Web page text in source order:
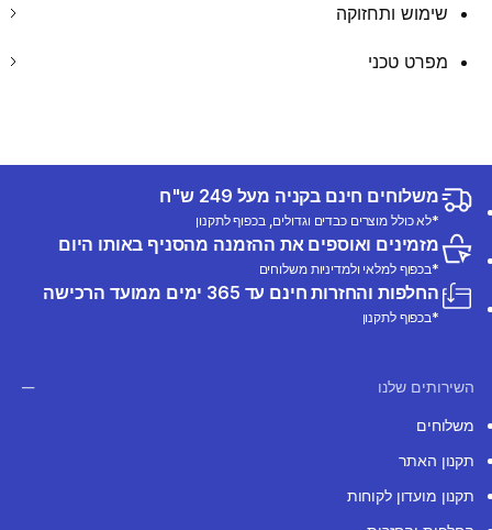
שימוש ותחזוקה
מפרט טכני
משלוחים חינם בקניה מעל 249 ש"ח
*לא כולל מוצרים כבדים וגדולים, בכפוף לתקנון
מזמינים ואוספים את ההזמנה מהסניף באותו היום
*בכפוף למלאי ולמדיניות משלוחים
החלפות והחזרות חינם עד 365 ימים ממועד הרכישה
*בכפוף לתקנון
השירותים שלנו
משלוחים
תקנון האתר
תקנון מועדון לקוחות